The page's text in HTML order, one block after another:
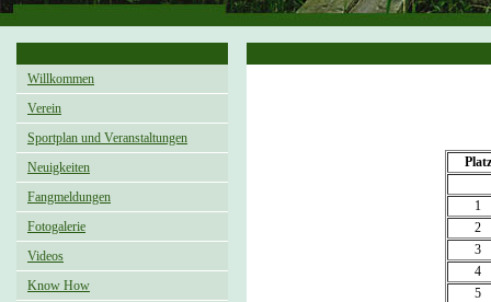
Willkommen
Verein
Sportplan und Veranstaltungen
Neuigkeiten
Fangmeldungen
Fotogalerie
Videos
Know How
Platz
1
2
3
4
5